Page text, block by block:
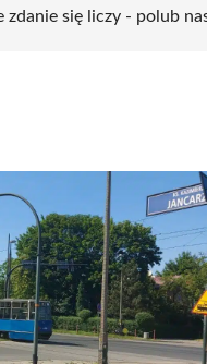
zdanie się liczy - polub